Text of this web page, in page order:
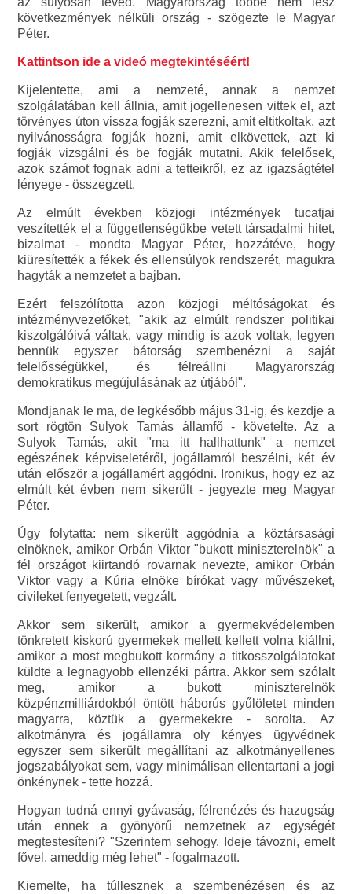
következmények nélküli ország - szögezte le Magyar
Péter.
Kattintson ide a videó megtekintéséért!
Kijelentette, ami a nemzeté, annak a nemzet
szolgálatában kell állnia, amit jogellenesen vittek el, azt
törvényes úton vissza fogják szerezni, amit eltitkoltak, azt
nyilvánosságra fogják hozni, amit elkövettek, azt ki
fogják vizsgálni és be fogják mutatni. Akik felelősek,
azok számot fognak adni a tetteikről, ez az igazságtétel
lényege - összegzett.
Az elmúlt években közjogi intézmények tucatjai
veszítették el a függetlenségükbe vetett társadalmi hitet,
bizalmat - mondta Magyar Péter, hozzátéve, hogy
kiüresítették a fékek és ellensúlyok rendszerét, magukra
hagyták a nemzetet a bajban.
Ezért felszólította azon közjogi méltóságokat és
intézményvezetőket, "akik az elmúlt rendszer politikai
kiszolgálóivá váltak, vagy mindig is azok voltak, legyen
bennük egyszer bátorság szembenézni a saját
felelősségükkel, és félreállni Magyarország
demokratikus megújulásának az útjából".
Mondjanak le ma, de legkésőbb május 31-ig, és kezdje a
sort rögtön Sulyok Tamás államfő - követelte. Az a
Sulyok Tamás, akit "ma itt hallhattunk" a nemzet
egészének képviseletéről, jogállamról beszélni, két év
után először a jogállamért aggódni. Ironikus, hogy ez az
elmúlt két évben nem sikerült - jegyezte meg Magyar
Péter.
Úgy folytatta: nem sikerült aggódnia a köztársasági
elnöknek, amikor Orbán Viktor "bukott miniszterelnök" a
fél országot kiirtandó rovarnak nevezte, amikor Orbán
Viktor vagy a Kúria elnöke bírókat vagy művészeket,
civileket fenyegetett, vegzált.
Akkor sem sikerült, amikor a gyermekvédelemben
tönkretett kiskorú gyermekek mellett kellett volna kiállni,
amikor a most megbukott kormány a titkosszolgálatokat
küldte a legnagyobb ellenzéki pártra. Akkor sem szólalt
meg, amikor a bukott miniszterelnök
közpénzmilliárdokból öntött háborús gyűlöletet minden
magyarra, köztük a gyermekekre - sorolta. Az
alkotmányra és jogállamra oly kényes ügyvédnek
egyszer sem sikerült megállítani az alkotmányellenes
jogszabályokat sem, vagy minimálisan ellentartani a jogi
önkénynek - tette hozzá.
Hogyan tudná ennyi gyávaság, félrenézés és hazugság
után ennek a gyönyörű nemzetnek az egységét
megtestesíteni? "Szerintem sehogy. Ideje távozni, emelt
fővel, ameddig még lehet" - fogalmazott.
Kiemelte, ha túllesznek a szembenézésen és az